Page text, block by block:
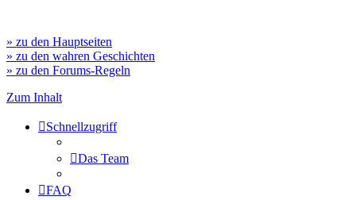
» zu den Hauptseiten
» zu den wahren Geschichten
» zu den Forums-Regeln
Zum Inhalt
Schnellzugriff
Das Team
FAQ